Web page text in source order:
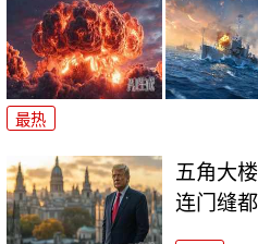
最热
五角大
连门缝